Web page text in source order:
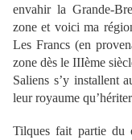
envahir la Grande-
zone et voici ma
Les Francs (en
zone dès le IIIème
Saliens s’y installent
leur royaume
Tilques fait partie du